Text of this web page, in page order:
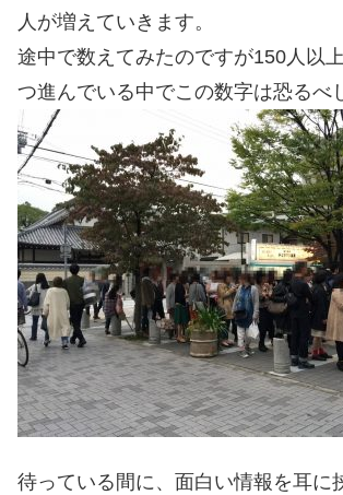
人が増えていきます。
途中で数えてみたのですが150人以
つ進んでいる中でこの数字は恐るべ
待っている間に、面白い情報を耳に